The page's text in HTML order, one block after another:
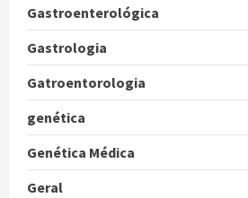
Gastroenterológica
Gastrologia
Gatroentorologia
genética
Genética Médica
Geral